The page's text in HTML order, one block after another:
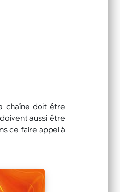
chaîne doit être
aussi être
de faire appel à